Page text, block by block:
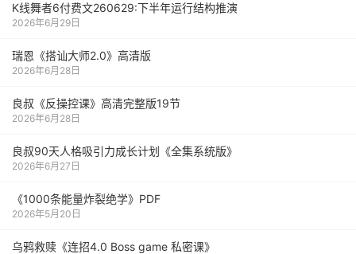
K线舞者6付费文260629:下半年运行结构推演
2026年6月29日
瑞恩《搭讪大师2.0》高清版
2026年6月28日
良叔《反操控课》高清完整版19节
2026年6月28日
良叔90天人格吸引力成长计划《全集系统版》
2026年6月27日
《1000‮能条‬‎量‮裂炸‬‎绝学》PDF
2026年5月20日
乌鸦救赎《连招4.0 Boss game 私密课》